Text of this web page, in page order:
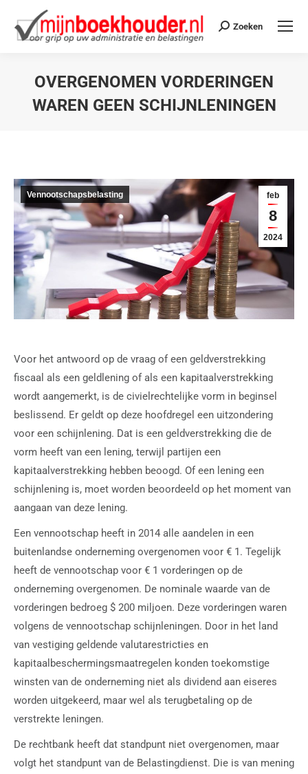
Zoeken
OVERGENOMEN VORDERINGEN
WAREN GEEN SCHIJNLENINGEN
feb
8
2024
Vennootschapsbelasting
Voor het antwoord op de vraag of een geldverstrekking
fiscaal als een geldlening of als een kapitaalverstrekking
wordt aangemerkt, is de civielrechtelijke vorm in beginsel
beslissend. Er geldt op deze hoofdregel een uitzondering
voor een schijnlening. Dat is een geldverstrekking die de
vorm heeft van een lening, terwijl partijen een
kapitaalverstrekking hebben beoogd. Of een lening een
schijnlening is, moet worden beoordeeld op het moment van
aangaan van deze lening.
Een vennootschap heeft in 2014 alle aandelen in een
buitenlandse onderneming overgenomen voor € 1. Tegelijk
heeft de vennootschap voor € 1 vorderingen op de
onderneming overgenomen. De nominale waarde van de
vorderingen bedroeg $ 200 miljoen. Deze vorderingen waren
volgens de vennootschap schijnleningen. Door in het land
van vestiging geldende valutarestricties en
kapitaalbeschermingsmaatregelen konden toekomstige
winsten van de onderneming niet als dividend aan eiseres
worden uitgekeerd, maar wel als terugbetaling op de
verstrekte leningen.
De rechtbank heeft dat standpunt niet overgenomen, maar
volgt het standpunt van de Belastingdienst. Die is van mening